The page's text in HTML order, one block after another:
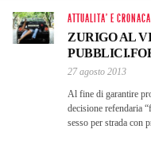
ATTUALITA' E CRONACA
ZURIGO AL
27 agosto 2013
Al fine di garantire
decisione refendaria
sesso per strada con